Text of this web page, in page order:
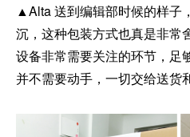
▲Alta 送到编辑部时候的样子
沉，这种包装方式也真是非常
设备非常需要关注的环节，足
并不需要动手，一切交给送货